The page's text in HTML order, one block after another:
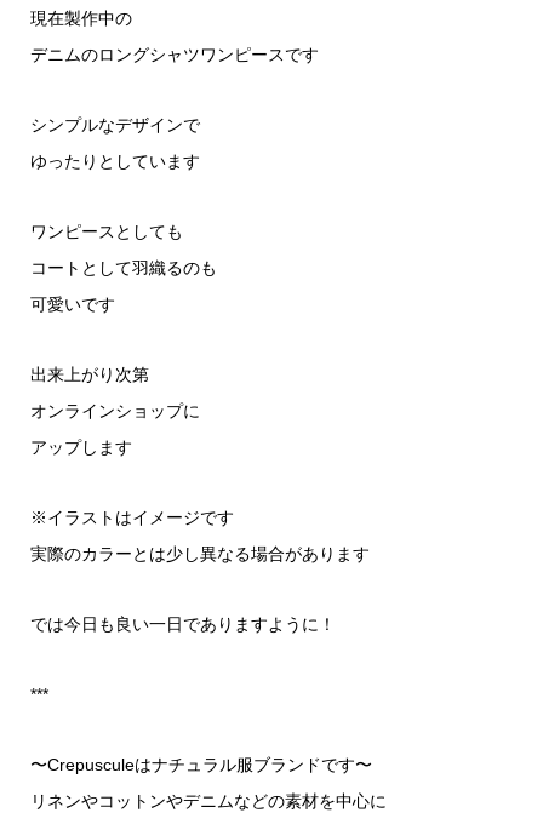
現在製作中の
デニムのロングシャツワンピースです
シンプルなデザインで
ゆったりとしています
ワンピースとしても
コートとして羽織るのも
可愛いです
出来上がり次第
オンラインショップに
アップします
※イラストはイメージです
実際のカラーとは少し異なる場合があります
では今日も良い一日でありますように！
***
〜Crepusculeはナチュラル服ブランドです〜
リネンやコットンやデニムなどの素材を中心に